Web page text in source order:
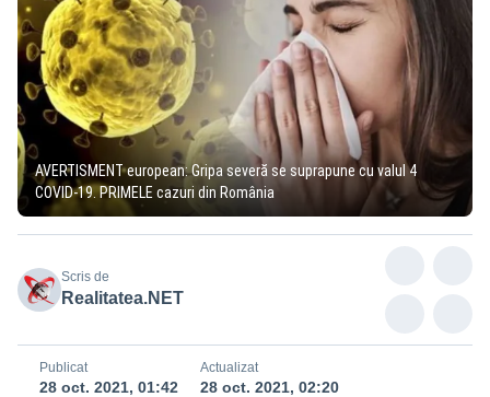
AVERTISMENT european: Gripa severă se suprapune cu valul 4
COVID-19. PRIMELE cazuri din România
Scris de
Realitatea.NET
Publicat
28 oct. 2021, 01:42
Actualizat
28 oct. 2021, 02:20